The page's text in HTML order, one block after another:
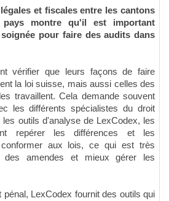
et fiscales entre les cantons
montre qu'il est important
pour faire des audits dans
vérifier que leurs façons de faire
la loi suisse, mais aussi celles des
travaillent. Cela demande souvent
les différents spécialistes du droit
outils d'analyse de LexCodex, les
repérer les différences et les
aux lois, ce qui est très
des amendes et mieux gérer les
pénal, LexCodex fournit des outils qui